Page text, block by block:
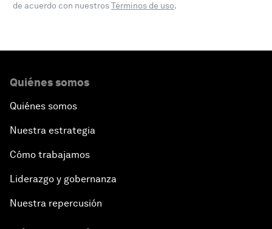
de acuerdo con nuestrosTérminos de uso.
Quiénes somos
Quiénes somos
Nuestra estrategia
Cómo trabajamos
Liderazgo y gobernanza
Nuestra repercusión